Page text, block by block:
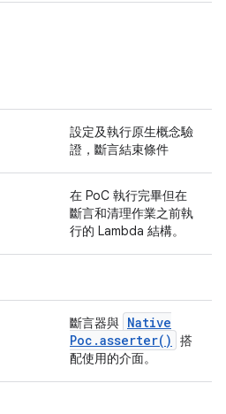
設定及執行原生概念驗
證，斷言結束條件
在 PoC 執行完畢但在
斷言和清理作業之前執
行的 Lambda 結構。
斷言器與 Native
Poc .asserter( )
搭
配使用的介面。